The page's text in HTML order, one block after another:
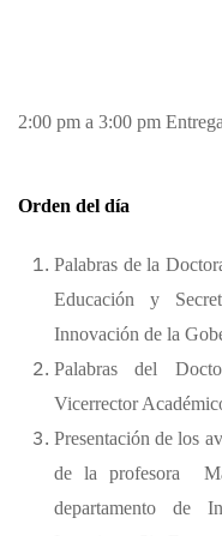
2:00 pm a 3:00 pm
Orden del día
Palabras de la
Educación y
Innovación de la
Palabras del
Vicerrector
Presentación de los
de la profesora
departamento de